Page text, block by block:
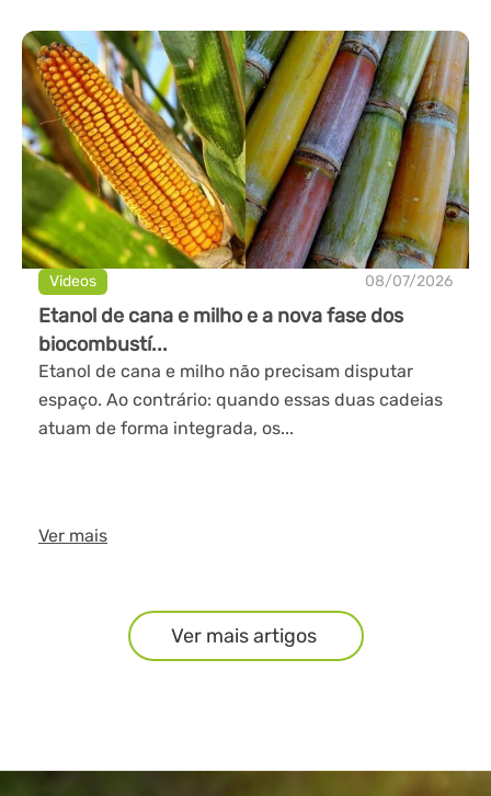
Videos 08/07/2026
Etanol de cana e milho e a nova fase dos
biocombustí...
Etanol de cana e milho não precisam disputar
espaço. Ao contrário: quando essas duas cadeias
atuam de forma integrada, os...
Ver mais
Ver mais artigos